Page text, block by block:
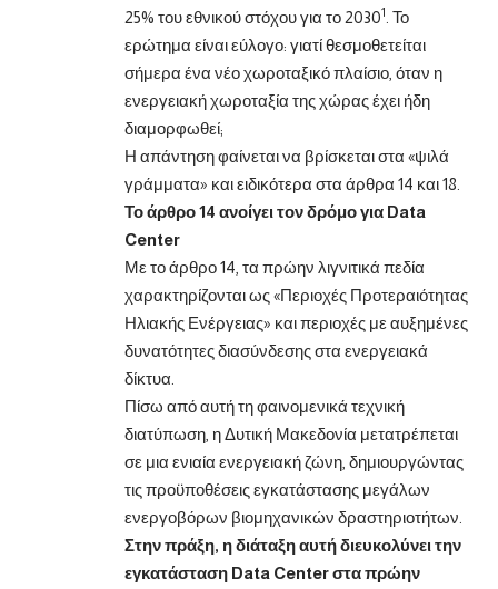
25% του εθνικού στόχου για το 20301 . Το
ερώτημα είναι εύλογο: γιατί θεσμοθετείται
σήμερα ένα νέο χωροταξικό πλαίσιο, όταν η
ενεργειακή χωροταξία της χώρας έχει ήδη
διαμορφωθεί;
Η απάντηση φαίνεται να βρίσκεται στα «ψιλά
γράμματα» και ειδικότερα στα άρθρα 14 και 18.
Το άρθρο 14 ανοίγει τον δρόμο για Data
Center
Με το άρθρο 14, τα πρώην λιγνιτικά πεδία
χαρακτηρίζονται ως «Περιοχές Προτεραιότητας
Ηλιακής Ενέργειας» και περιοχές με αυξημένες
δυνατότητες διασύνδεσης στα ενεργειακά
δίκτυα.
Πίσω από αυτή τη φαινομενικά τεχνική
διατύπωση, η Δυτική Μακεδονία μετατρέπεται
σε μια ενιαία ενεργειακή ζώνη, δημιουργώντας
τις προϋποθέσεις εγκατάστασης μεγάλων
ενεργοβόρων βιομηχανικών δραστηριοτήτων.
Στην πράξη, η διάταξη αυτή διευκολύνει την
εγκατάσταση Data Center στα πρώην